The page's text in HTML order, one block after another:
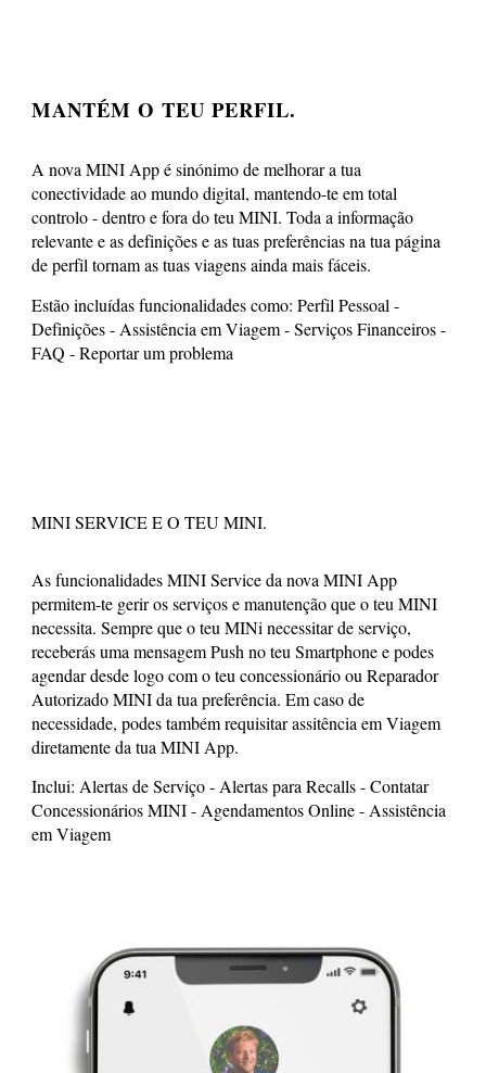
MANTÉM O TEU PERFIL.
A nova MINI App é sinónimo de melhorar a tua
conectividade ao mundo digital, mantendo-te em total
controlo - dentro e fora do teu MINI. Toda a informação
relevante e as definições e as tuas preferências na tua página
de perfil tornam as tuas viagens ainda mais fáceis.
Estão incluídas funcionalidades como: Perfil Pessoal -
Definições - Assistência em Viagem - Serviços Financeiros -
FAQ - Reportar um problema
MINI SERVICE E O TEU MINI.
As funcionalidades MINI Service da nova MINI App
permitem-te gerir os serviços e manutenção que o teu MINI
necessita. Sempre que o teu MINi necessitar de serviço,
receberás uma mensagem Push no teu Smartphone e podes
agendar desde logo com o teu concessionário ou Reparador
Autorizado MINI da tua preferência. Em caso de
necessidade, podes também requisitar assitência em Viagem
diretamente da tua MINI App.
Inclui: Alertas de Serviço - Alertas para Recalls - Contatar
Concessionários MINI - Agendamentos Online - Assistência
em Viagem